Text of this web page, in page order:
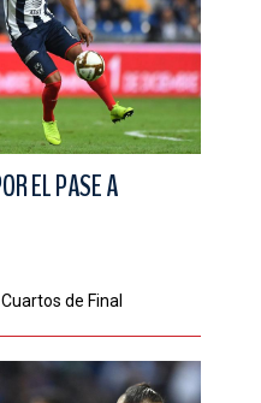
EL PASE A
de Final